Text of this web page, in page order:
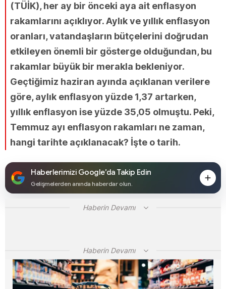
(TÜİK), her ay bir önceki aya ait enflasyon
rakamlarını açıklıyor. Aylık ve yıllık enflasyon
oranları, vatandaşların bütçelerini doğrudan
etkileyen önemli bir gösterge olduğundan, bu
rakamlar büyük bir merakla bekleniyor.
Geçtiğimiz haziran ayında açıklanan verilere
göre, aylık enflasyon yüzde 1,37 artarken,
yıllık enflasyon ise yüzde 35,05 olmuştu. Peki,
Temmuz ayı enflasyon rakamları ne zaman,
hangi tarihte açıklanacak? İşte o tarih.
Haberlerimizi Google’da Takip Edin
Gelişmelerden anında haberdar olun.
Haberin Devamı
Haberin Devamı